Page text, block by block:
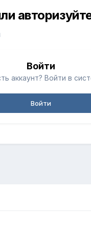
Войти
аккаунт? Войти в
Войти